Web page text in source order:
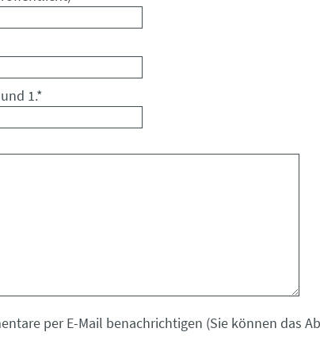
1.*
per E-Mail benachrichtigen (Sie können das